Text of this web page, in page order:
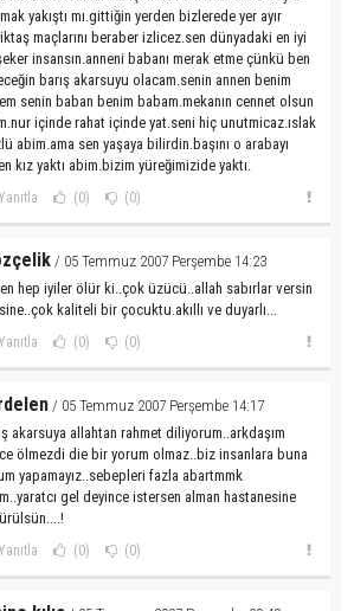
yakıştı mı.gittiğin yerden bizlerede yer ayır
maçlarını beraber izlicez.sen dünyadaki en iyi
insansın.anneni babanı merak etme çünkü ben
barış akarsuyu olacam.senin annen benim
senin baban benim babam.mekanın cennet olsun
içinde rahat içinde yat.seni hiç unutmicaz.ıslak
abim.ama sen yaşaya bilirdin.başını o arabayı
kız yaktı abim.bizim yüreğimizide yaktı.
(0) (0)
/ 05 Temmuz 2007 Perşembe 14:23
hep iyiler ölür ki..çok üzücü..allah sabırlar versin
kaliteli bir çocuktu.akıllı ve duyarlı...
(0) (0)
/ 05 Temmuz 2007 Perşembe 14:17
akarsuya allahtan rahmet diliyorum..arkdaşım
ölmezdi die bir yorum olmaz..biz insanlara buna
yapamayız..sebepleri fazla abartmmk
gel deyince istersen alman hastanesine
(0) (0)